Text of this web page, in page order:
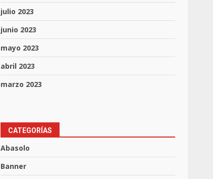
julio 2023
junio 2023
mayo 2023
abril 2023
marzo 2023
CATEGORÍAS
Abasolo
Banner